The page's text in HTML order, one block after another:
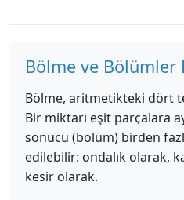
Bölme ve Bölümler
Bölme, aritmetikteki dört
Bir miktarı eşit parçalara
sonucu (bölüm) birden
edilebilir: ondalık olarak,
kesir olarak.